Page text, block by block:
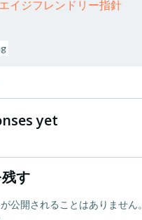
エイジフレンドリー指針
ナ
yet
す
公開されることはありません。